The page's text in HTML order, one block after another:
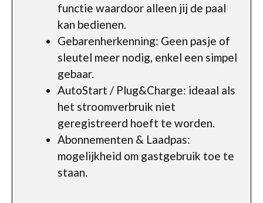
functie waardoor alleen jij de paal
kan bedienen.
Gebarenherkenning: Geen pasje of
sleutel meer nodig, enkel een simpel
gebaar.
AutoStart / Plug&Charge: ideaal als
het stroomverbruik niet
geregistreerd hoeft te worden.
Abonnementen & Laadpas:
mogelijkheid om gastgebruik toe te
staan.